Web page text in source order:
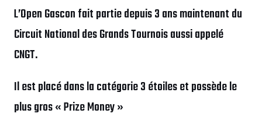
L’Open Gascon fait partie depuis 3 ans maintenant du
Circuit National des Grands Tournois aussi appelé
CNGT.
Il est placé dans la catégorie 3 étoiles et possède le
plus gros « Prize Money »